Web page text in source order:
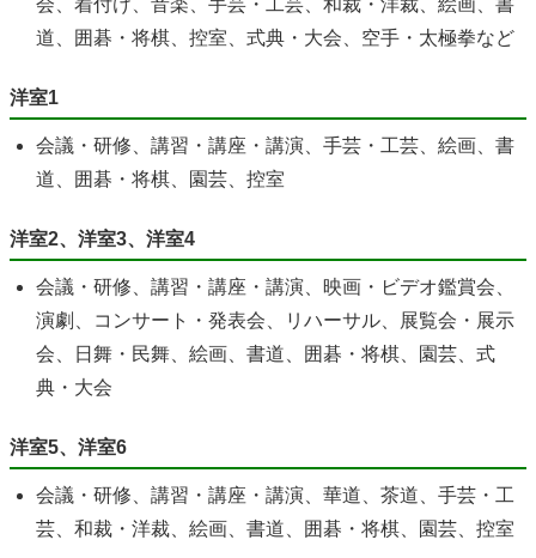
会、着付け、音楽、手芸・工芸、和裁・洋裁、絵画、書
道、囲碁・将棋、控室、式典・大会、空手・太極拳など
洋室1
会議・研修、講習・講座・講演、手芸・工芸、絵画、書
道、囲碁・将棋、園芸、控室
洋室2、洋室3、洋室4
会議・研修、講習・講座・講演、映画・ビデオ鑑賞会、
演劇、コンサート・発表会、リハーサル、展覧会・展示
会、日舞・民舞、絵画、書道、囲碁・将棋、園芸、式
典・大会
洋室5、洋室6
会議・研修、講習・講座・講演、華道、茶道、手芸・工
芸、和裁・洋裁、絵画、書道、囲碁・将棋、園芸、控室